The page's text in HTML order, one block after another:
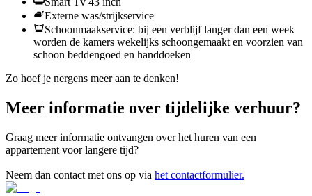
Externe was/strijkservice
Schoonmaakservice: bij een verblijf langer dan een week
worden de kamers wekelijks schoongemaakt en voorzien van
schoon beddengoed en handdoeken
Zo hoef je nergens meer aan te denken!
Meer informatie over tijdelijke verhuur?
Graag meer informatie ontvangen over het huren van een
appartement voor langere tijd?
Neem dan contact met ons op via het contactformulier.